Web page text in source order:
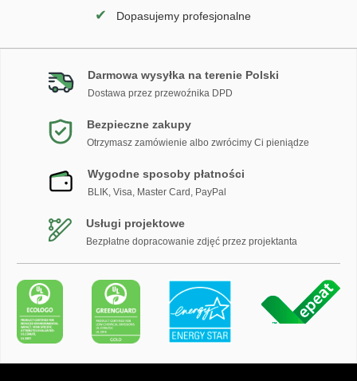
✔ Dopasujemy profesjonalne
Darmowa wysyłka na terenie Polski
Dostawa przez przewoźnika DPD
Bezpieczne zakupy
Otrzymasz zamówienie albo zwrócimy Ci pieniądze
Wygodne sposoby płatności
BLIK, Visa, Master Card, PayPal
Usługi projektowe
Bezpłatne dopracowanie zdjęć przez projektanta